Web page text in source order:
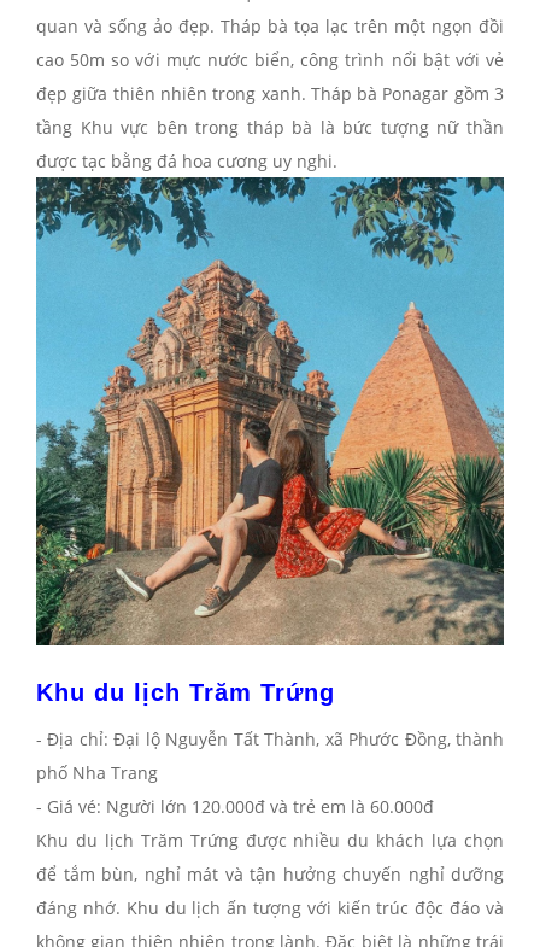
quan và sống ảo đẹp. Tháp bà tọa lạc trên một ngọn đồi
cao 50m so với mực nước biển, công trình nổi bật với vẻ
đẹp giữa thiên nhiên trong xanh. Tháp bà Ponagar gồm 3
tầng Khu vực bên trong tháp bà là bức tượng nữ thần
được tạc bằng đá hoa cương uy nghi.
Khu du lịch Trăm Trứng
- Địa chỉ: Đại lộ Nguyễn Tất Thành, xã Phước Đồng, thành
phố Nha Trang
- Giá vé: Người lớn 120.000đ và trẻ em là 60.000đ
Khu du lịch Trăm Trứng được nhiều du khách lựa chọn
để tắm bùn, nghỉ mát và tận hưởng chuyến nghỉ dưỡng
đáng nhớ. Khu du lịch ấn tượng với kiến trúc độc đáo và
không gian thiên nhiên trong lành. Đặc biệt là những trái